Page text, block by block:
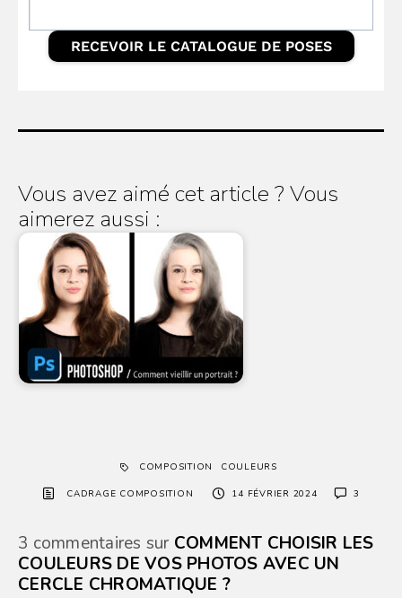
Vous avez aimé cet article ? Vous
aimerez aussi :
COMPOSITION COULEURS
CADRAGE COMPOSITION 14 FÉVRIER 2024 3
3 commentaires sur COMMENT CHOISIR LES
COULEURS DE VOS PHOTOS AVEC UN
CERCLE CHROMATIQUE ?